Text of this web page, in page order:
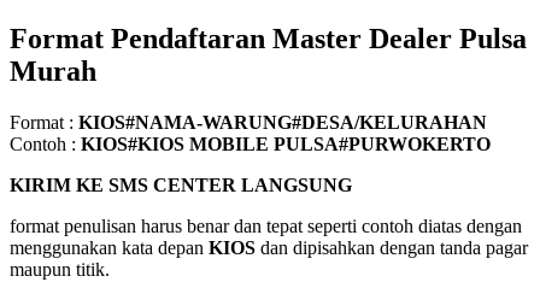
Format Pendaftaran Master Dealer Pulsa
Murah
Format : KIOS#NAMA-WARUNG#DESA/KELURAHAN
Contoh : KIOS#KIOS MOBILE PULSA#PURWOKERTO
KIRIM KE SMS CENTER LANGSUNG
format penulisan harus benar dan tepat seperti contoh diatas dengan
menggunakan kata depan KIOS dan dipisahkan dengan tanda pagar
maupun titik.